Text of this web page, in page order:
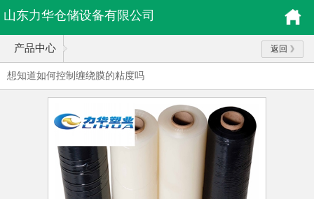
山东力华仓储设备有限公司
产品中心 返回
想知道如何控制缠绕膜的粘度吗